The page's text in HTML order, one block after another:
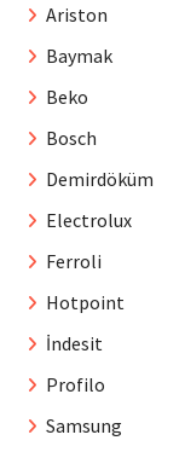
Ariston
Baymak
Beko
Bosch
Demirdöküm
Electrolux
Ferroli
Hotpoint
İndesit
Profilo
Samsung